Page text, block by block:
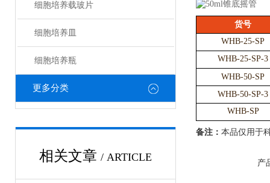
细胞培养载玻片
细胞培养皿
细胞培养瓶
更多分类
相关文章 / ARTICLE
货号
WHB-25-SP
WHB-25-SP-3
WHB-50-SP
WHB-50-SP-3
WHB-SP
备注： 本品仅用于
产